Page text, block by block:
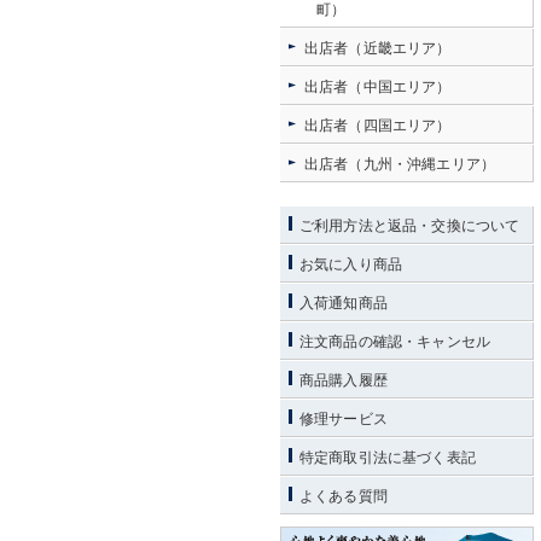
町）
出店者（近畿エリア）
出店者（中国エリア）
出店者（四国エリア）
出店者（九州・沖縄エリア）
ご利用方法と返品・交換について
お気に入り商品
入荷通知商品
注文商品の確認・キャンセル
商品購入履歴
修理サービス
特定商取引法に基づく表記
よくある質問